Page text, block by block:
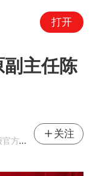
打开
主任陈
网易号
关注